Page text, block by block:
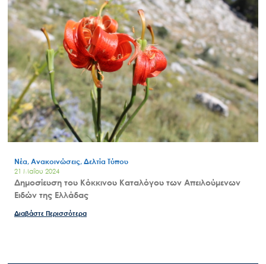
Νέα, Ανακοινώσεις, Δελτία Τύπου
21 Μαΐου 2024
Δημοσίευση του Κόκκινου Καταλόγου των Απειλούμενων
Ειδών της Ελλάδας
Διαβάστε Περισσότερα